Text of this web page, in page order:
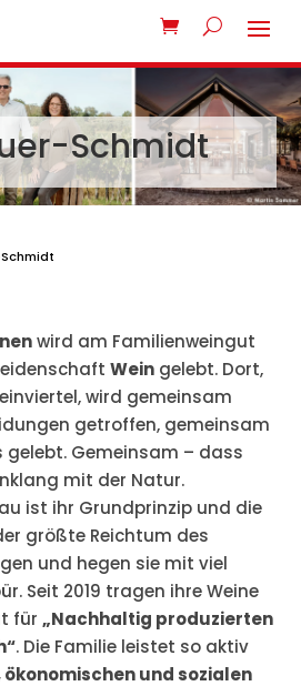
Schmidt
wird am Familienweingut
Weingelebt. Dort,
wird gemeinsam
getroffen, gemeinsam
Gemeinsam – dass
mit der Natur.
ist ihr Grundprinzip und die
größte Reichtum des
und hegen sie mit viel
Seit 2019 tragen ihre Weine
für „Nachhaltig produzierten
. Die Familie leistet so aktiv
und sozialen